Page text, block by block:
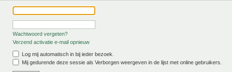
Wachtwoord vergeten?
Verzend activatie e-mail opnieuw
Log mij automatisch in bij ieder bezoek.
Mij gedurende deze sessie als Verborgen weergeven in de lijst met online gebruikers.